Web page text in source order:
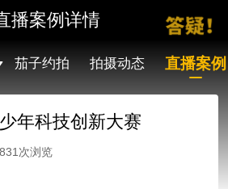
播案例详情
茄子约拍 拍摄动态 直播案例
年科技创新大赛
次浏览